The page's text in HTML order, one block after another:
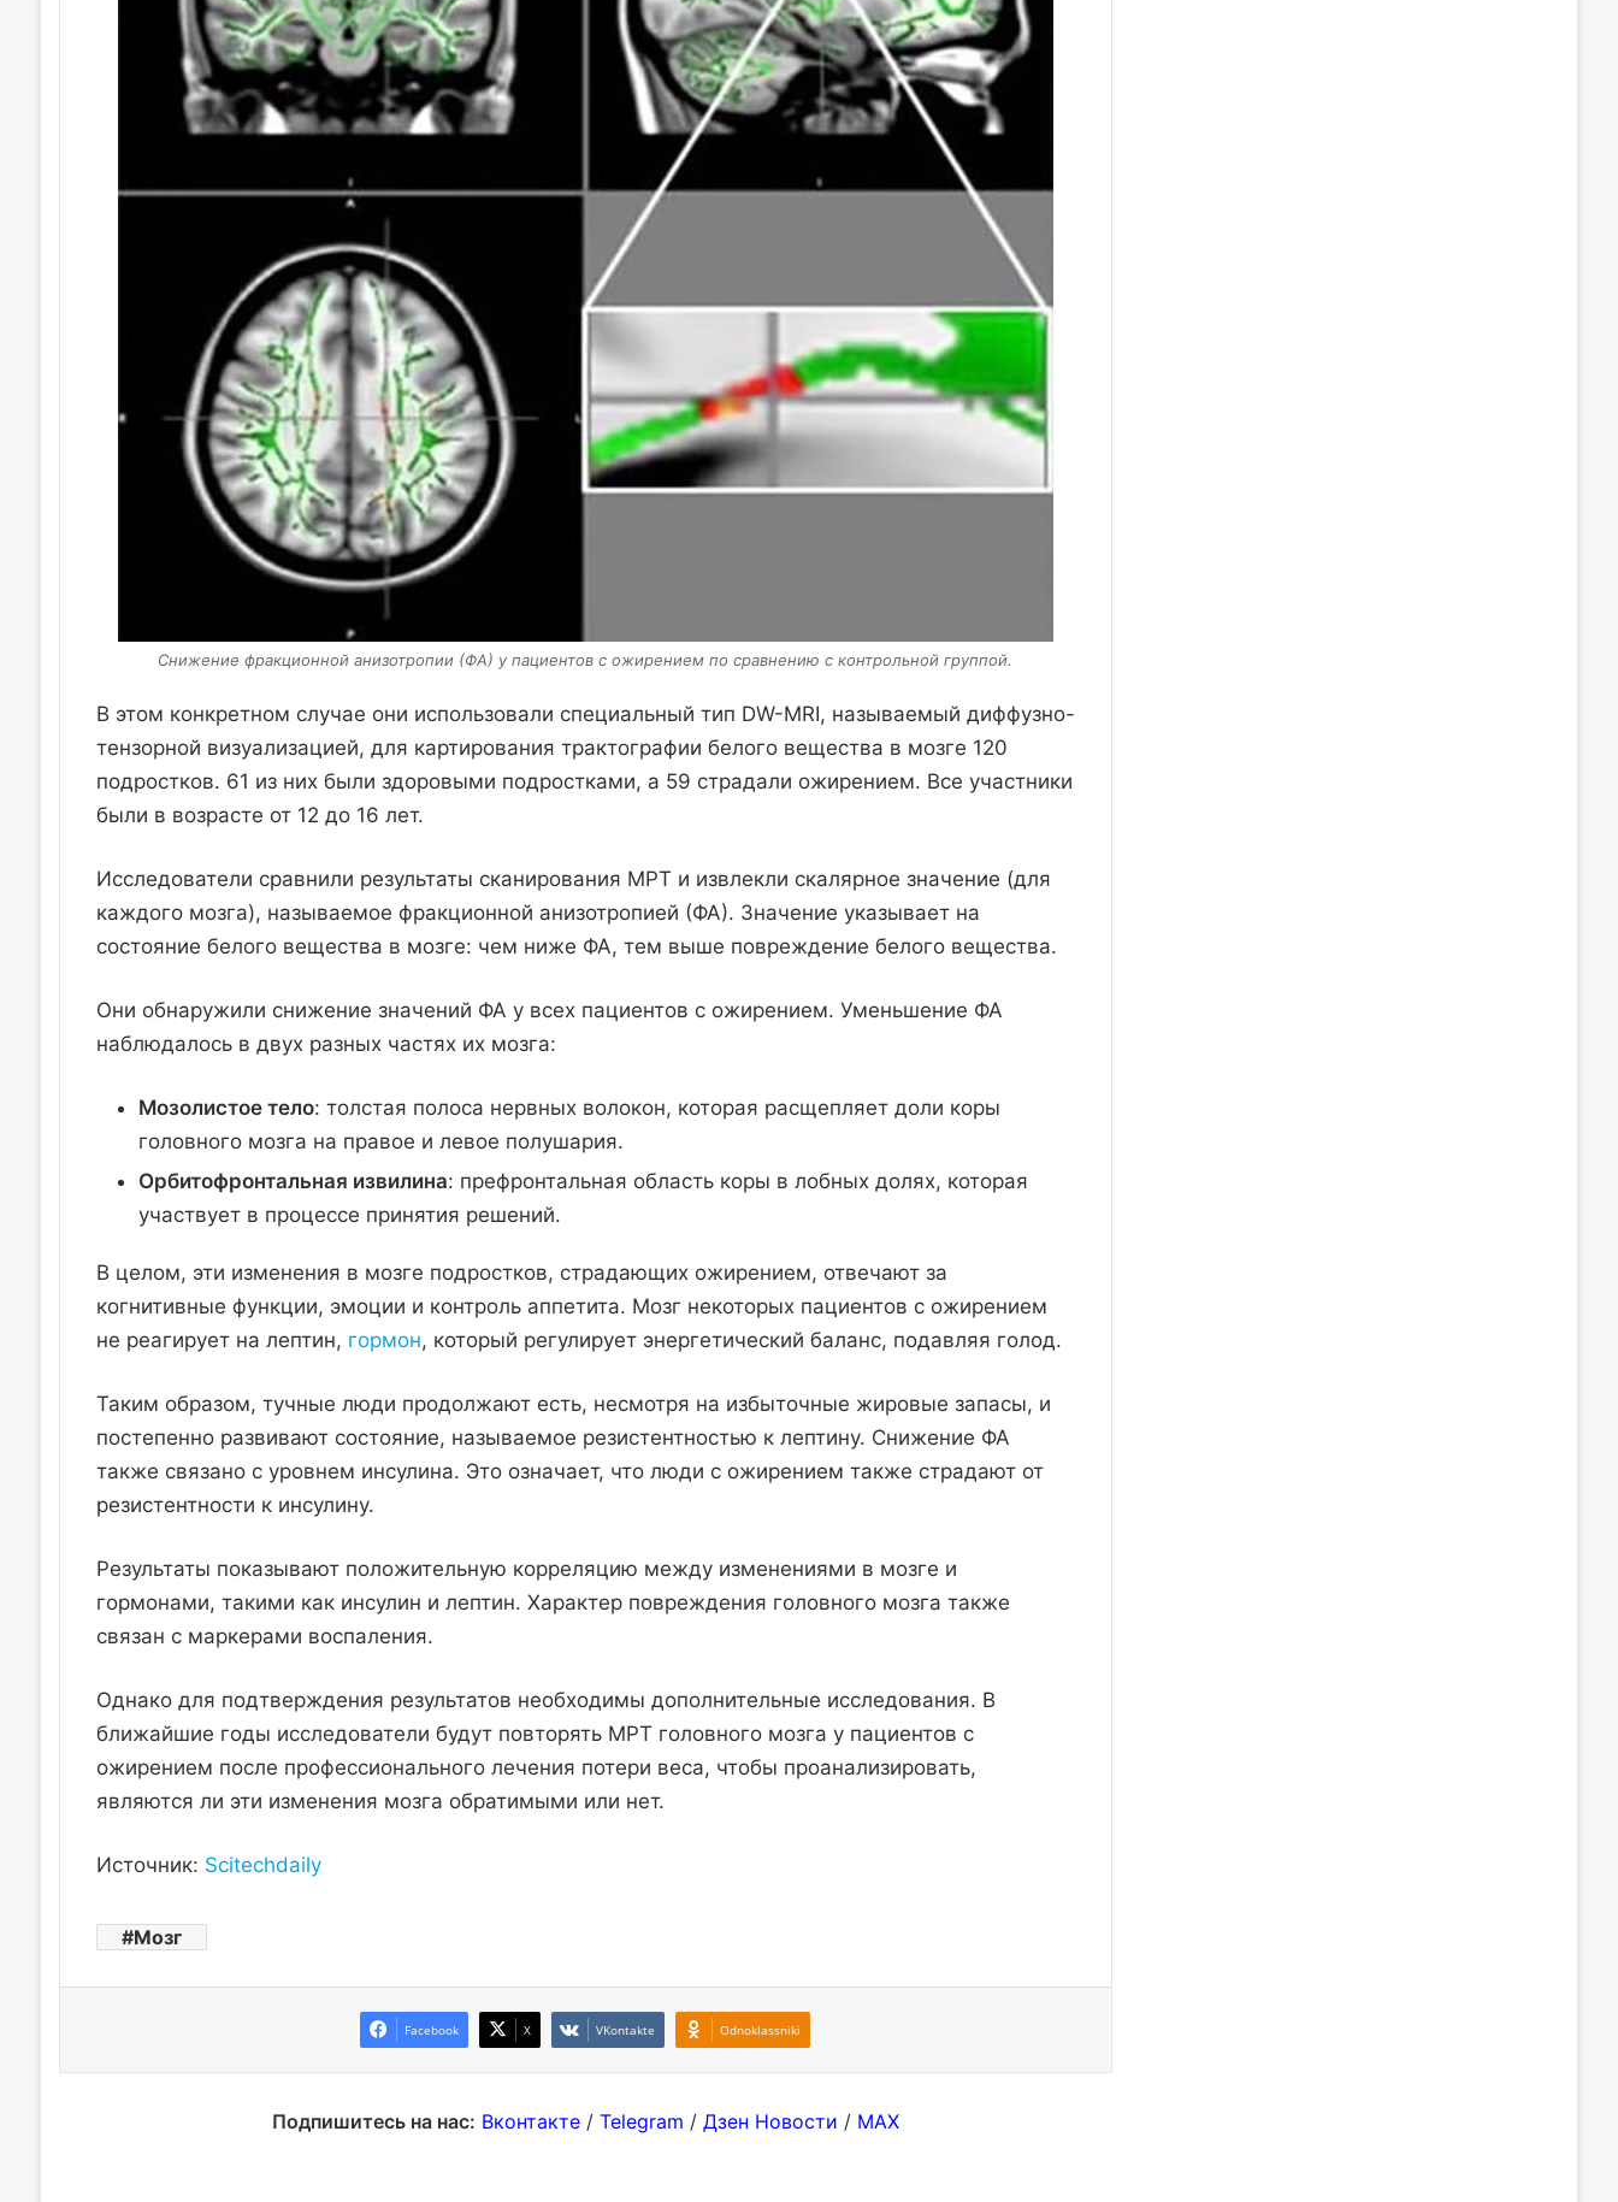
Снижение фракционной анизотропии (ФА) у пациентов с ожирением по сравнению с контрольной группой.
В этом конкретном случае они использовали специальный тип DW-MRI, называемый диффузно-
тензорной визуализацией, для картирования трактографии белого вещества в мозге 120
подростков. 61 из них были здоровыми подростками, а 59 страдали ожирением. Все участники
были в возрасте от 12 до 16 лет.
Исследователи сравнили результаты сканирования МРТ и извлекли скалярное значение (для
каждого мозга), называемое фракционной анизотропией (ФА). Значение указывает на
состояние белого вещества в мозге: чем ниже ФА, тем выше повреждение белого вещества.
Они обнаружили снижение значений ФА у всех пациентов с ожирением. Уменьшение ФА
наблюдалось в двух разных частях их мозга:
Мозолистое тело: толстая полоса нервных волокон, которая расщепляет доли коры
головного мозга на правое и левое полушария.
Орбитофронтальная извилина: префронтальная область коры в лобных долях, которая
участвует в процессе принятия решений.
В целом, эти изменения в мозге подростков, страдающих ожирением, отвечают за
когнитивные функции, эмоции и контроль аппетита. Мозг некоторых пациентов с ожирением
не реагирует на лептин, гормон, который регулирует энергетический баланс, подавляя голод.
Таким образом, тучные люди продолжают есть, несмотря на избыточные жировые запасы, и
постепенно развивают состояние, называемое резистентностью к лептину. Снижение ФА
также связано с уровнем инсулина. Это означает, что люди с ожирением также страдают от
резистентности к инсулину.
Результаты показывают положительную корреляцию между изменениями в мозге и
гормонами, такими как инсулин и лептин. Характер повреждения головного мозга также
связан с маркерами воспаления.
Однако для подтверждения результатов необходимы дополнительные исследования. В
ближайшие годы исследователи будут повторять МРТ головного мозга у пациентов с
ожирением после профессионального лечения потери веса, чтобы проанализировать,
являются ли эти изменения мозга обратимыми или нет.
Источник: Scitechdaily
Мозг
Facebook X VKontakte Odnoklassniki
Подпишитесь на нас: Вконтакте/ Telegram / Дзен Новости / MAX